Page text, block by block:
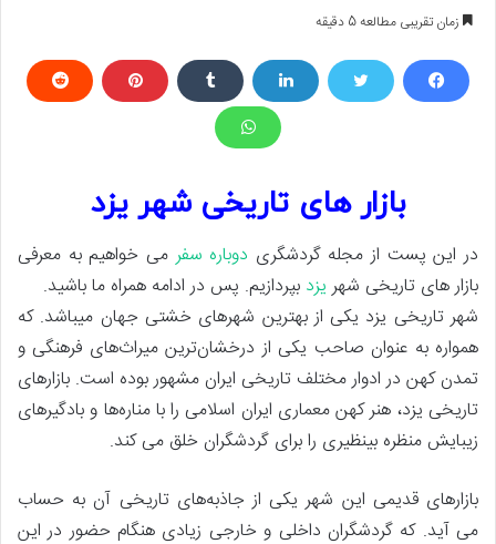
زمان تقریبی مطالعه 5 دقیقه
بازار های تاریخی شهر یزد
در این پست از مجله گردشگری دوباره سفرمی خواهیم به معرفی
بازار های تاریخی شهریزد بپردازیم. پس در ادامه همراه ما باشید.
شهر تاریخی یزد یکی از بهترین شهرهای خشتی جهان میباشد. که
همواره به عنوان صاحب یکی از درخشان‌ترین میراث‌های فرهنگی و
تمدن کهن در ادوار مختلف تاریخی ایران مشهور بوده است. بازارهای
تاریخی یزد، هنر کهن معماری ایران اسلامی را با مناره‌ها و بادگیرهای
زیبایش منظره بینظیری را برای گردشگران خلق می کند.
بازارهای قدیمی این شهر یکی از جاذبه‌های تاریخی آن به حساب
می آید. که گردشگران داخلی و خارجی زیادی هنگام حضور در این